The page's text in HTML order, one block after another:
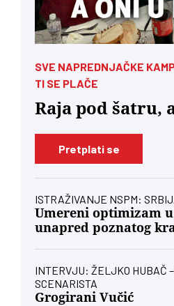
SVE NAPREDNJAČKE
TI SE PLAČE
Raja pod šatru,
Pretplati se
ISTRAŽIVANJE NSPM:
Umereni optimizam
unapred poznatog
INTERVJU: ŽELJKO HUBAČ
SCENARISTA
Grogirani Vučić